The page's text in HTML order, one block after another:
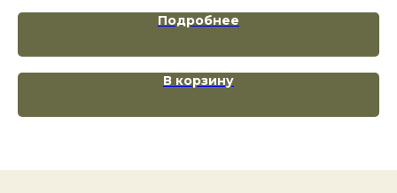
Подробнее
В корзину